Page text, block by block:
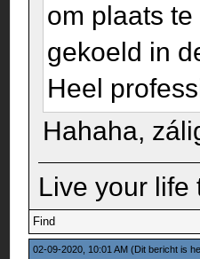
om plaats
gekoeld in
Heel
Hahaha,
Live your life
Find
02-09-2020, 10:01 AM(Dit bericht is